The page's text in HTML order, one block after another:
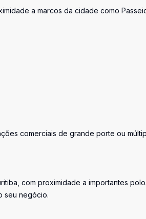
a marcos da cidade como
comerciais de grande porte ou
com proximidade a importantes
seu negócio.